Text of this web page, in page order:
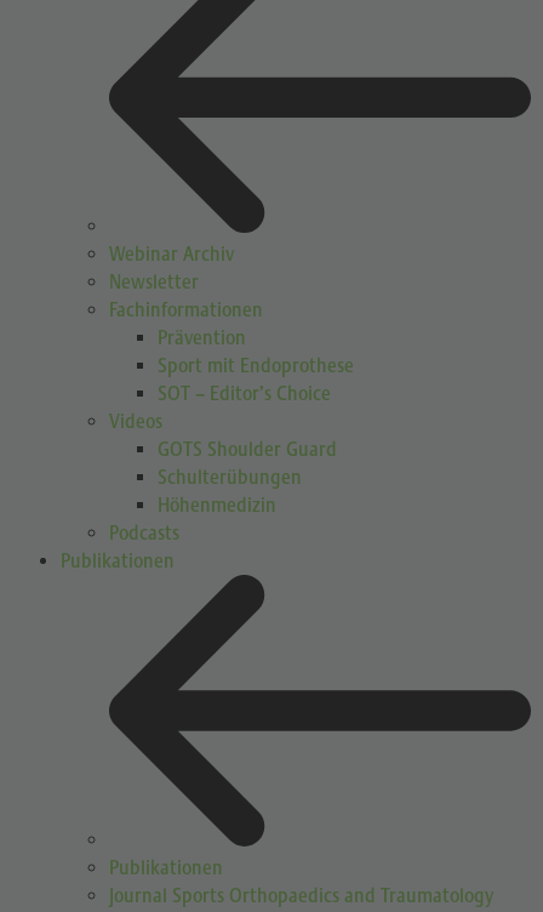
Webinar Archiv
Newsletter
Fachinformationen
Prävention
Sport mit Endoprothese
SOT – Editor’s Choice
Videos
GOTS Shoulder Guard
Schulterübungen
Höhenmedizin
Podcasts
Publikationen
Publikationen
Journal Sports Orthopaedics and Traumatology